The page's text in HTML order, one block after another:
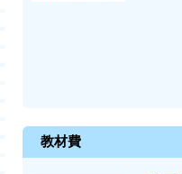
教材費